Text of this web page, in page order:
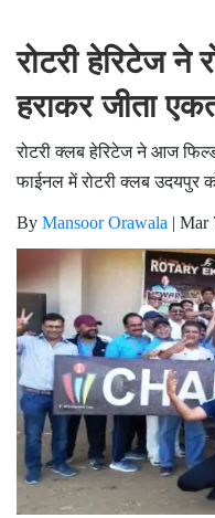
रोटरी हेरिटेज ने
हराकर जीता
रोटरी क्लब हेरिटेज ने आज
फाईनल में रोटरी क्लब उदयपुर
By Mansoor Orawala | Mar